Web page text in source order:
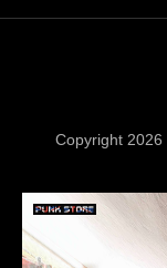
Copyright 2026